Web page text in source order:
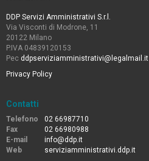
DDP Servizi Amministrativi S.r.l.
Via Visconti di Modrone, 11
20122 Milano
P.IVA 04839120153
Pec ddpserviziamministrativi@legalmail.it
Privacy Policy
Contatti
Telefono
02 66987710
Fax
02 66980988
E-mail
info@ddp.it
Web
serviziamministrativi.ddp.it